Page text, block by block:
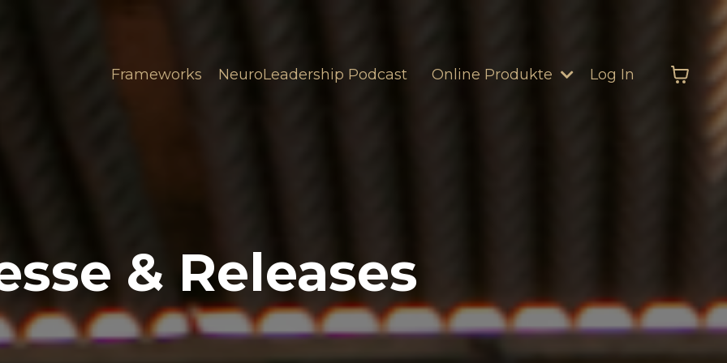
Frameworks NeuroLeadership Podcast Online Produkte Log In
& Releases